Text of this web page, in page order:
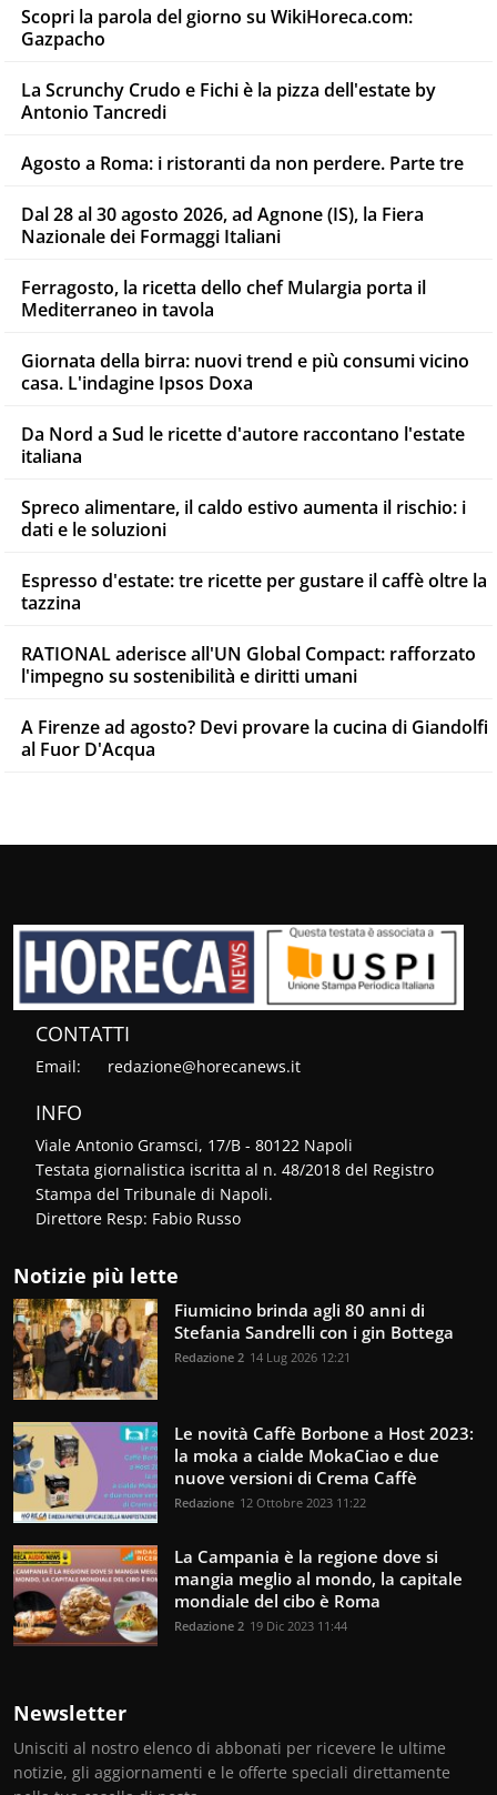
Scopri la parola del giorno su WikiHoreca.com:
Gazpacho
La Scrunchy Crudo e Fichi è la pizza dell'estate by
Antonio Tancredi
Agosto a Roma: i ristoranti da non perdere. Parte tre
Dal 28 al 30 agosto 2026, ad Agnone (IS), la Fiera
Nazionale dei Formaggi Italiani
Ferragosto, la ricetta dello chef Mulargia porta il
Mediterraneo in tavola
Giornata della birra: nuovi trend e più consumi vicino
casa. L'indagine Ipsos Doxa
Da Nord a Sud le ricette d'autore raccontano l'estate
italiana
Spreco alimentare, il caldo estivo aumenta il rischio: i
dati e le soluzioni
Espresso d'estate: tre ricette per gustare il caffè oltre la
tazzina
RATIONAL aderisce all'UN Global Compact: rafforzato
l'impegno su sostenibilità e diritti umani
A Firenze ad agosto? Devi provare la cucina di Giandolfi
al Fuor D'Acqua
CONTATTI
Email: redazione@horecanews.it
INFO
Viale Antonio Gramsci, 17/B - 80122 Napoli
Testata giornalistica iscritta al n. 48/2018 del Registro
Stampa del Tribunale di Napoli.
Direttore Resp: Fabio Russo
Notizie più lette
Fiumicino brinda agli 80 anni di
Stefania Sandrelli con i gin Bottega
Redazione 2 14 Lug 2026 12:21
Le novità Caffè Borbone a Host 2023:
la moka a cialde MokaCiao e due
nuove versioni di Crema Caffè
Redazione 12 Ottobre 2023 11:22
La Campania è la regione dove si
mangia meglio al mondo, la capitale
mondiale del cibo è Roma
Redazione 2 19 Dic 2023 11:44
Newsletter
Unisciti al nostro elenco di abbonati per ricevere le ultime
notizie, gli aggiornamenti e le offerte speciali direttamente